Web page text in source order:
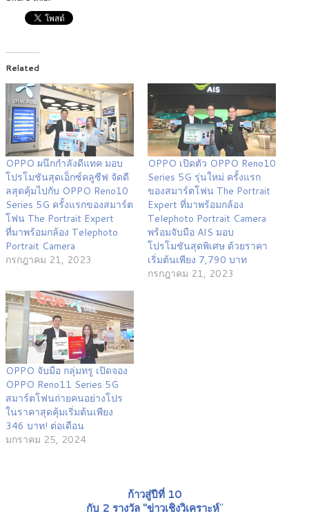
Related
OPPO ผนึกกำลังดีแทค มอบ
โปรโมชันสุดเอ็กซ์คลูซีฟ จัดดี
ลสุดคุ้มไปกับ OPPO Reno10
Series 5G ครั้งแรกของสมาร์ต
โฟน The Portrait Expert
ที่มาพร้อมกล้อง Telephoto
Portrait Camera
กรกฎาคม 21, 2023
OPPO เปิดตัว OPPO Reno10
Series 5G รุ่นใหม่ ครั้งแรก
ของสมาร์ตโฟน The Portrait
Expert ที่มาพร้อมกล้อง
Telephoto Portrait Camera
พร้อมจับมือ AIS มอบ
โปรโมชันสุดพิเศษ ด้วยราคา
เริ่มต้นเพียง 7,790 บาท
กรกฎาคม 21, 2023
OPPO จับมือ กลุ่มทรู เปิดจอง
OPPO Reno11 Series 5G
สมาร์ตโฟนถ่ายคนอย่างโปร
ในราคาสุดคุ้มเริ่มต้นเพียง
346 บาท! ต่อเดือน
มกราคม 25, 2024
ก้าวสู่ปีที่ 10
กับ 2 รางวัล "ข่าวเชิงวิเคราะห์"